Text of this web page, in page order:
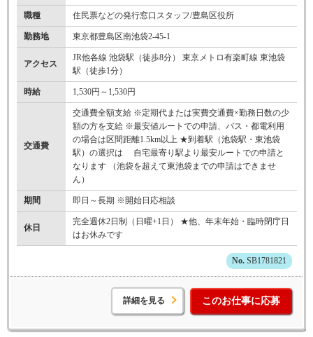
職種 住民票などの発行窓口スタッフ/豊島区役所
勤務地 東京都豊島区南池袋2-45-1
アクセス
JR他各線 池袋駅（徒歩8分） 東京メトロ有楽町線 東池袋
駅（徒歩1分）
時給 1,530円～1,530円
交通費
交通費全額支給 ※定期代または実費交通費×勤務日数の少
額の方を支給 ※最安値ルートでの申請、バス・都電利用
の場合は区間距離1.5km以上 ★到着駅（池袋駅・東池袋
駅）の選択は 自宅最寄り駅より最安ルートでの申請と
なります （池袋を超えて東池袋までの申請はできませ
ん）
期間 即日～長期 ※開始日応相談
休日
完全週休2日制（日曜+1日） ★他、年末年始・臨時閉庁日
はお休みです
SB1781821
詳細を見る このお仕事に応募